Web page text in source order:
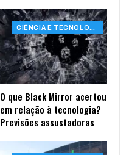
CIÊNCIA E TECNOLOGIA
O que Black Mirror acertou
em relação à tecnologia?
Previsões assustadoras